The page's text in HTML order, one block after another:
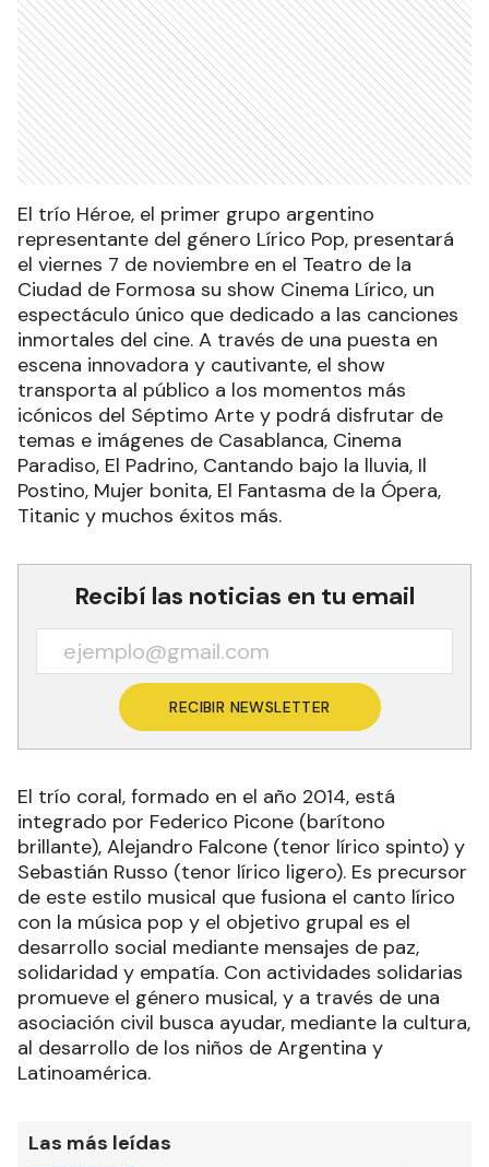
El trío Héroe, el primer grupo argentino
representante del género Lírico Pop, presentará
el viernes 7 de noviembre en el Teatro de la
Ciudad de Formosa su show Cinema Lírico, un
espectáculo único que dedicado a las canciones
inmortales del cine. A través de una puesta en
escena innovadora y cautivante, el show
transporta al público a los momentos más
icónicos del Séptimo Arte y podrá disfrutar de
temas e imágenes de Casablanca, Cinema
Paradiso, El Padrino, Cantando bajo la lluvia, Il
Postino, Mujer bonita, El Fantasma de la Ópera,
Titanic y muchos éxitos más.
Recibí las noticias en tu email
RECIBIR NEWSLETTER
El trío coral, formado en el año 2014, está
integrado por Federico Picone (barítono
brillante), Alejandro Falcone (tenor lírico spinto) y
Sebastián Russo (tenor lírico ligero). Es precursor
de este estilo musical que fusiona el canto lírico
con la música pop y el objetivo grupal es el
desarrollo social mediante mensajes de paz,
solidaridad y empatía. Con actividades solidarias
promueve el género musical, y a través de una
asociación civil busca ayudar, mediante la cultura,
al desarrollo de los niños de Argentina y
Latinoamérica.
Las más leídas